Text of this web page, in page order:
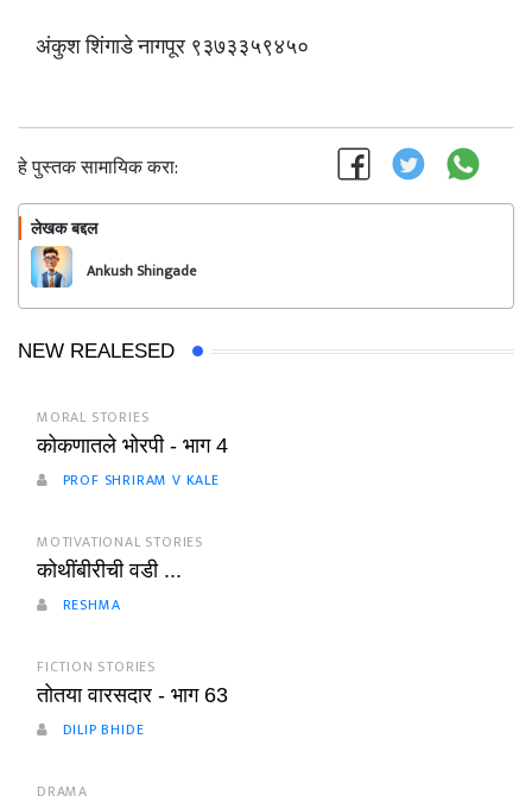
अंकुश शिंगाडे नागपूर ९३७३३५९४५०
हे पुस्तक सामायिक करा:
लेखक बद्दल
Ankush Shingade
NEW REALESED
MORAL STORIES
कोकणातले भोरपी - भाग 4
PROF SHRIRAM V KALE
MOTIVATIONAL STORIES
कोथींबीरीची वडी ...
RESHMA
FICTION STORIES
तोतया वारसदार - भाग 63
DILIP BHIDE
DRAMA